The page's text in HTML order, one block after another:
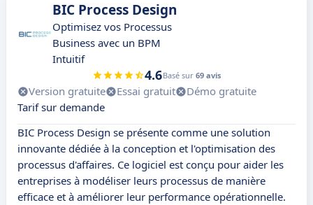
BIC Process Design
Optimisez vos Processus
Business avec un BPM
Intuitif
4.6Basé sur 69 avis
Version gratuite Essai gratuit
Démo gratuite
Tarif sur demande
BIC Process Design se présente comme une solution
innovante dédiée à la conception et l'optimisation des
processus d'affaires. Ce logiciel est conçu pour aider les
entreprises à modéliser leurs processus de manière
efficace et à améliorer leur performance opérationnelle.